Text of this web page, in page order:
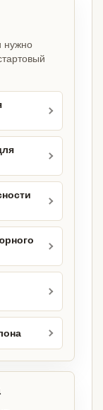
нужно